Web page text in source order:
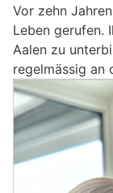
Vor zehn
Leben gerufen.
Aalen zu
regelmässig an